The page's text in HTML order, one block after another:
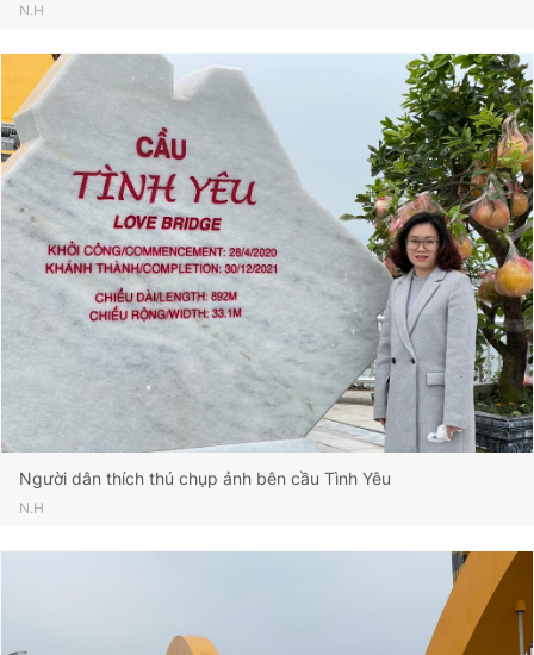
N.H
Người dân thích thú chụp ảnh bên cầu Tình Yêu
N.H